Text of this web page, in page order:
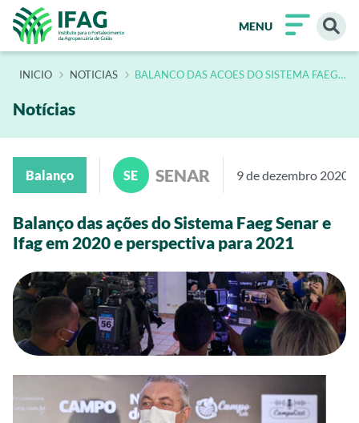
MENU
INÍCIO NOTICIAS BALANCO DAS ACOES DO SISTEMA FAEG
Notícias
Balanço SE SENAR 9 de dezembro 2020
Balanço das ações do Sistema Faeg Senar e
Ifag em 2020 e perspectiva para 2021